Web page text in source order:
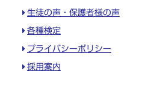
生徒の声・保護者様の声
各種検定
プライバシーポリシー
採用案内